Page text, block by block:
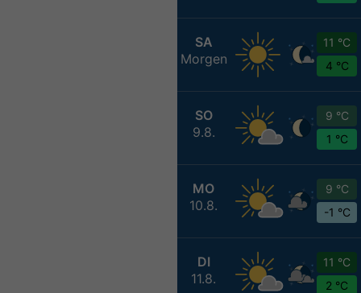
SA
Morgen
11 °C
4 °C
SO
9.8.
9 °C
1 °C
MO
10.8.
9 °C
-1 °C
DI
11.8.
11 °C
2 °C